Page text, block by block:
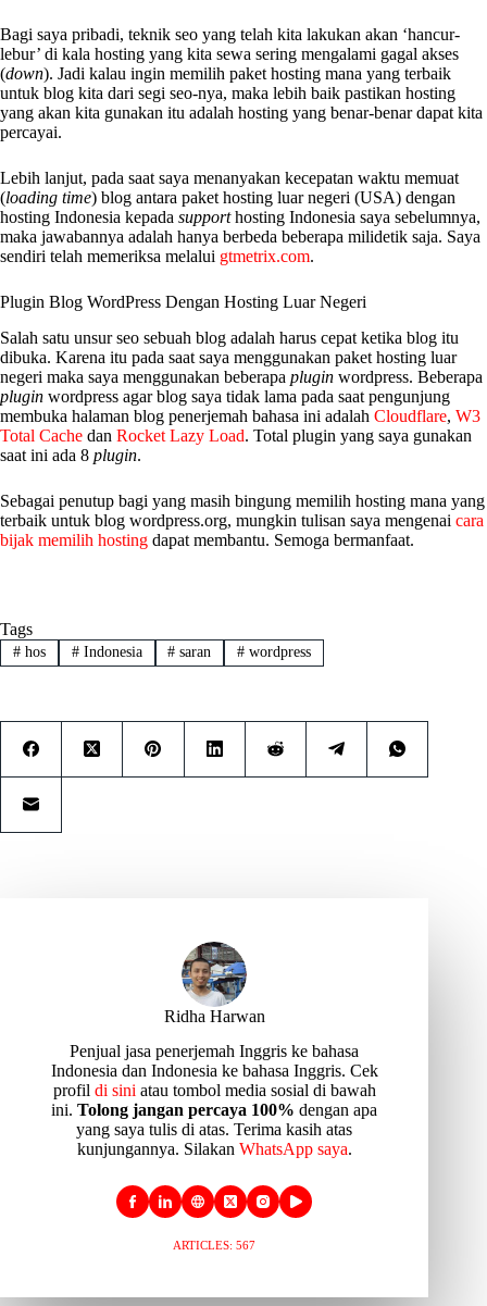
Bagi saya pribadi, teknik seo yang telah kita lakukan akan ‘hancur-
lebur’ di kala hosting yang kita sewa sering mengalami gagal akses
(down). Jadi kalau ingin memilih paket hosting mana yang terbaik
untuk blog kita dari segi seo-nya, maka lebih baik pastikan hosting
yang akan kita gunakan itu adalah hosting yang benar-benar dapat kita
percayai.
Lebih lanjut, pada saat saya menanyakan kecepatan waktu memuat
(loading time) blog antara paket hosting luar negeri (USA) dengan
hosting Indonesia kepada supporthosting Indonesia saya sebelumnya,
maka jawabannya adalah hanya berbeda beberapa milidetik saja. Saya
sendiri telah memeriksa melalui gtmetrix.com.
Plugin Blog WordPress Dengan Hosting Luar Negeri
Salah satu unsur seo sebuah blog adalah harus cepat ketika blog itu
dibuka. Karena itu pada saat saya menggunakan paket hosting luar
negeri maka saya menggunakan beberapa plugin wordpress. Beberapa
plugin wordpress agar blog saya tidak lama pada saat pengunjung
membuka halaman blog penerjemah bahasa ini adalah Cloudflare, W3
Total Cache dan Rocket Lazy Load. Total plugin yang saya gunakan
saat ini ada 8 plugin.
Sebagai penutup bagi yang masih bingung memilih hosting mana yang
terbaik untuk blog wordpress.org, mungkin tulisan saya mengenai cara
bijak memilih hosting dapat membantu. Semoga bermanfaat.
Tags
#hos #Indonesia # saran # wordpress
Ridha Harwan
Penjual jasa penerjemah Inggris ke bahasa
Indonesia dan Indonesia ke bahasa Inggris. Cek
profil di siniatau tombol media sosial di bawah
ini.Tolong jangan percaya 100% dengan apa
yang saya tulis di atas. Terima kasih atas
kunjungannya. Silakan WhatsApp saya.
ARTICLES: 567